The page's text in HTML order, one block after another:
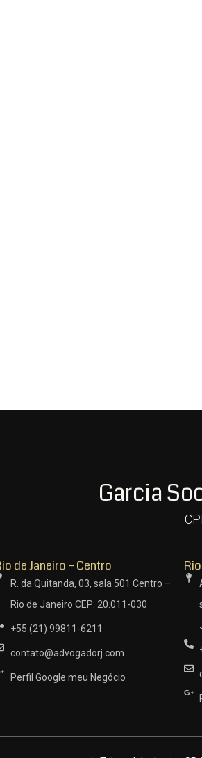
Garcia
de Janeiro – Centro
R. da Quitanda, 03, sala 501 Centro –
Rio de Janeiro CEP: 20.011-030
+55 (21) 99811-6211
contato@advogadorj.com
Perfil Google meu Negócio